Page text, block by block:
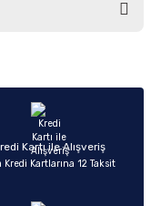
tarafımıza
Kartı ile Alışveriş
Kredi Kartlarına 12 Taksit